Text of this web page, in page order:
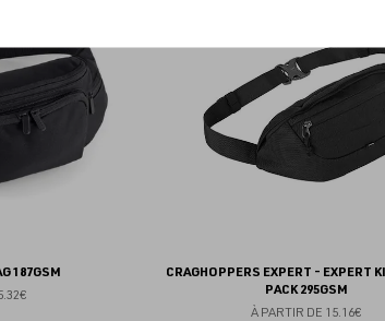
187GSM
favoris
CRAGHOPPERS EXPERT - EXPERT
PACK 295GSM
À PARTIR DE 15.16€